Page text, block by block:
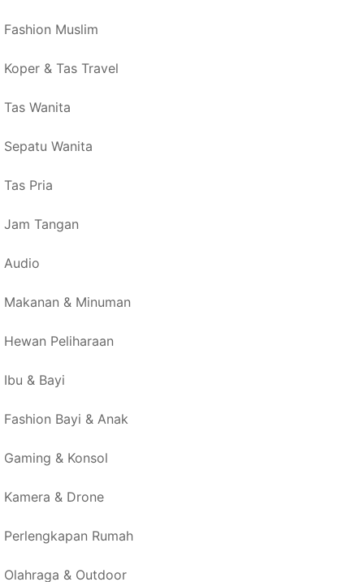
Fashion Muslim
Koper & Tas Travel
Tas Wanita
Sepatu Wanita
Tas Pria
Jam Tangan
Audio
Makanan & Minuman
Hewan Peliharaan
Ibu & Bayi
Fashion Bayi & Anak
Gaming & Konsol
Kamera & Drone
Perlengkapan Rumah
Olahraga & Outdoor